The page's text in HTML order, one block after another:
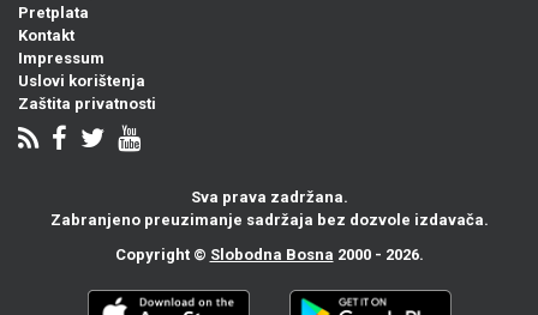
Pretplata
Kontakt
Impressum
Uslovi korištenja
Zaštita privatnosti
Sva prava zadržana.
Zabranjeno preuzimanje sadržaja bez dozvole izdavača.
Copyright © Slobodna Bosna 2000 - 2026.